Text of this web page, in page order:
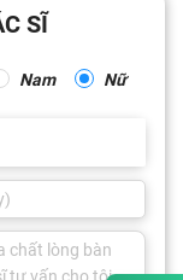
SĨ
Nam Nữ